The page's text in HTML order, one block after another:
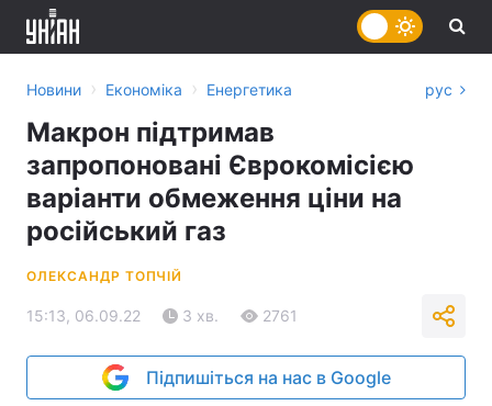
Новини › Економіка › Енергетика рус
Макрон підтримав
запропоновані Єврокомісією
варіанти обмеження ціни на
російський газ
ОЛЕКСАНДР ТОПЧІЙ
15:13, 06.09.22 3 хв. 2761
Підпишіться на нас в Google